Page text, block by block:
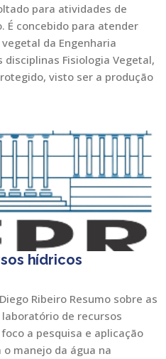
para atividades de
É concebido para atender
da Engenharia
Fisiologia Vegetal,
visto ser a produção
hídricos
Ribeiro Resumo sobre as
de recursos
a pesquisa e aplicação
manejo da água na